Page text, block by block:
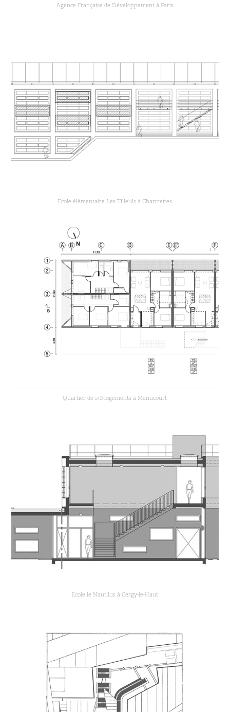
Agence Française de Développement à Paris
Ecole élémentaire Les Tilleuls à Chartrettes
Quartier de 140 logements à Menucourt
Ecole le Nautilus à Cergy-le-Haut